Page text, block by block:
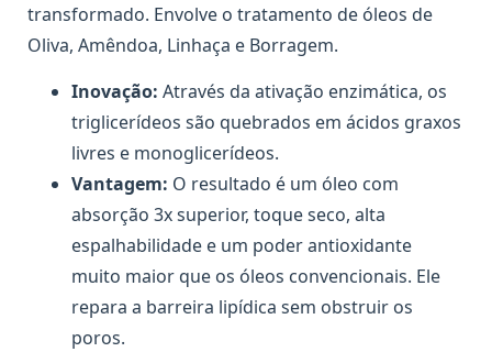
transformado. Envolve o tratamento de óleos de
Oliva, Amêndoa, Linhaça e Borragem.
Inovação: Através da ativação enzimática, os
triglicerídeos são quebrados em ácidos graxos
livres e monoglicerídeos.
Vantagem: O resultado é um óleo com
absorção 3x superior, toque seco, alta
espalhabilidade e um poder antioxidante
muito maior que os óleos convencionais. Ele
repara a barreira lipídica sem obstruir os
poros.